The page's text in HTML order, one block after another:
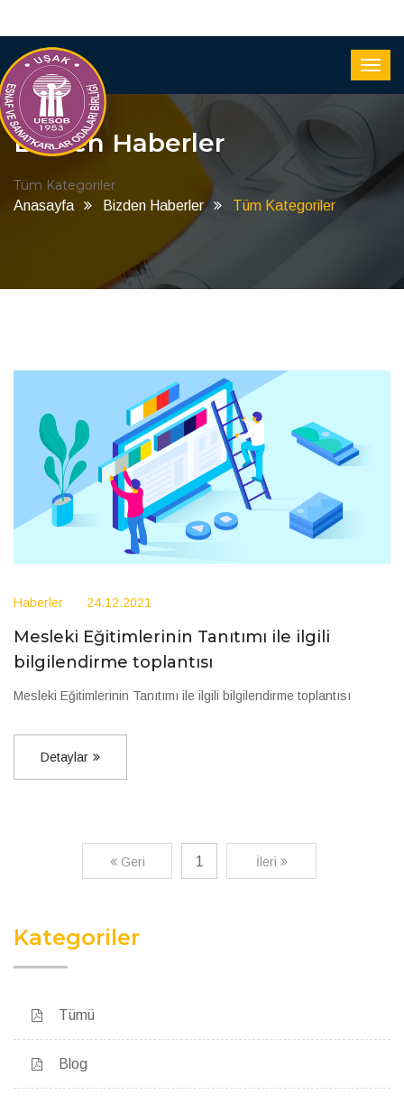
Bizden Haberler
Tüm Kategoriler
Anasayfa Bizden Haberler Tüm Kategoriler
Haberler 24.12.2021
Mesleki Eğitimlerinin Tanıtımı ile ilgili
bilgilendirme toplantısı
Mesleki Eğitimlerinin Tanıtımı ile ilgili bilgilendirme toplantısı
Detaylar
Geri 1 İleri
Kategoriler
Tümü
Blog